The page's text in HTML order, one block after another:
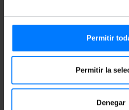
Permitir
Permitir la
Denegar
Maße und Gewichte
Produktgröße (Breite x
Anzahl der Produkte: 1